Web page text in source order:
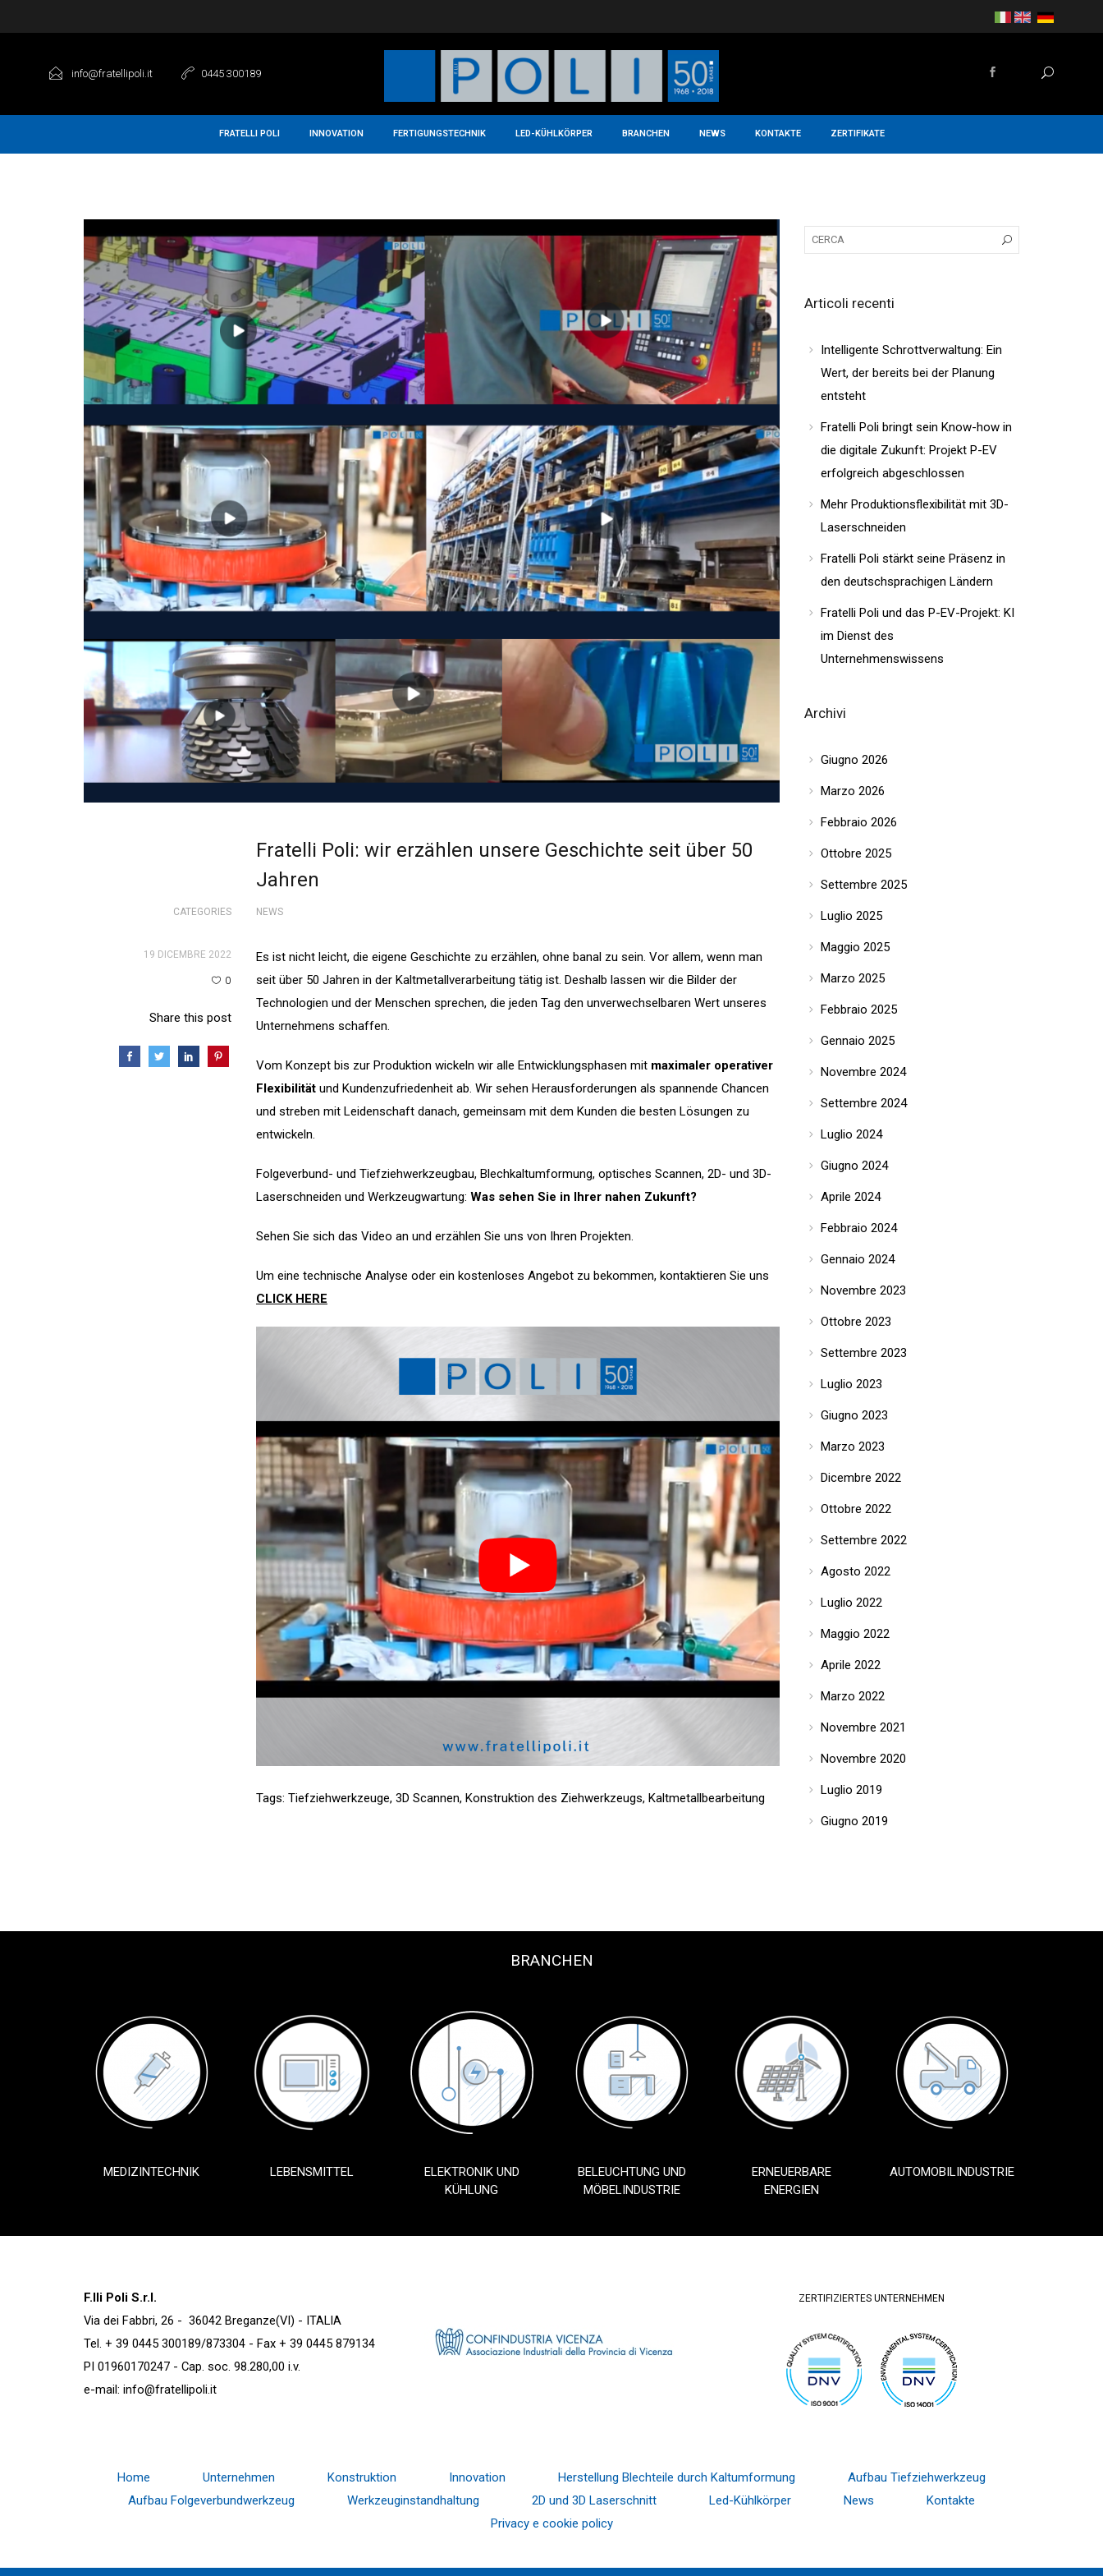
info@fratellipoli.it 0445 300189
FRATELLI POLI INNOVATION FERTIGUNGSTECHNIK LED-KÜHLKÖRPER BRANCHEN NEWS KONTAKTE ZERTIFIKATE
Fratelli Poli: wir erzählen unsere Geschichte seit über 50
Jahren
CATEGORIES NEWS
19 DICEMBRE 2022
0
Share this post
Es ist nicht leicht, die eigene Geschichte zu erzählen, ohne banal zu sein. Vor allem, wenn man
seit über 50 Jahren in der Kaltmetallverarbeitung tätig ist. Deshalb lassen wir die Bilder der
Technologien und der Menschen sprechen, die jeden Tag den unverwechselbaren Wert unseres
Unternehmens schaffen.
Vom Konzept bis zur Produktion wickeln wir alle Entwicklungsphasen mit maximaler operativer
Flexibilität und Kundenzufriedenheit ab. Wir sehen Herausforderungen als spannende Chancen
und streben mit Leidenschaft danach, gemeinsam mit dem Kunden die besten Lösungen zu
entwickeln.
Folgeverbund- und Tiefziehwerkzeugbau, Blechkaltumformung, optisches Scannen, 2D- und 3D-
Laserschneiden und Werkzeugwartung: Was sehen Sie in Ihrer nahen Zukunft?
Sehen Sie sich das Video an und erzählen Sie uns von Ihren Projekten.
Um eine technische Analyse oder ein kostenloses Angebot zu bekommen, kontaktieren Sie uns
CLICK HERE
Tags: Tiefziehwerkzeuge, 3D Scannen, Konstruktion des Ziehwerkzeugs, Kaltmetallbearbeitung
Articoli recenti
Intelligente Schrottverwaltung: Ein
Wert, der bereits bei der Planung
entsteht
Fratelli Poli bringt sein Know-how in
die digitale Zukunft: Projekt P-EV
erfolgreich abgeschlossen
Mehr Produktionsflexibilität mit 3D-
Laserschneiden
Fratelli Poli stärkt seine Präsenz in
den deutschsprachigen Ländern
Fratelli Poli und das P-EV-Projekt: KI
im Dienst des
Unternehmenswissens
Archivi
Giugno 2026
Marzo 2026
Febbraio 2026
Ottobre 2025
Settembre 2025
Luglio 2025
Maggio 2025
Marzo 2025
Febbraio 2025
Gennaio 2025
Novembre 2024
Settembre 2024
Luglio 2024
Giugno 2024
Aprile 2024
Febbraio 2024
Gennaio 2024
Novembre 2023
Ottobre 2023
Settembre 2023
Luglio 2023
Giugno 2023
Marzo 2023
Dicembre 2022
Ottobre 2022
Settembre 2022
Agosto 2022
Luglio 2022
Maggio 2022
Aprile 2022
Marzo 2022
Novembre 2021
Novembre 2020
Luglio 2019
Giugno 2019
BRANCHEN
MEDIZINTECHNIK LEBENSMITTEL
ELEKTRONIK UND
KÜHLUNG
BELEUCHTUNG UND
MÖBELINDUSTRIE
ERNEUERBARE
ENERGIEN
AUTOMOBILINDUSTRIE
F.lli Poli S.r.l.
Via dei Fabbri, 26 - 36042 Breganze(VI) - ITALIA
Tel. + 39 0445 300189/873304 - Fax + 39 0445 879134
PI 01960170247 - Cap. soc. 98.280,00 i.v.
e-mail: info@fratellipoli.it
ZERTIFIZIERTES UNTERNEHMEN
Home Unternehmen Konstruktion Innovation Herstellung Blechteile durch Kaltumformung
Aufbau Tiefziehwerkzeug
Aufbau Folgeverbundwerkzeug
Werkzeuginstandhaltung 2D und 3D Laserschnitt Led-Kühlkörper News
Kontakte
Privacy e cookie policy